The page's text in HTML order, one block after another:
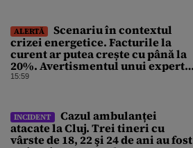
ALERTĂ
Scenariu în contextul
crizei energetice. Facturile la
curent ar putea crește cu până la
20%. Avertismentul unui expert
în energie
15:59
INCIDENT
Cazul ambulanței
atacate la Cluj. Trei tineri cu
vârste de 18, 22 şi 24 de ani au fost